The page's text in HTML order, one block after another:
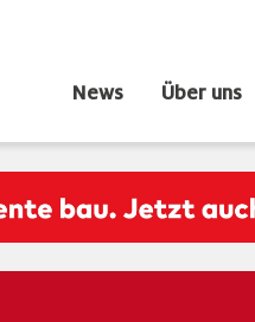
News Über uns